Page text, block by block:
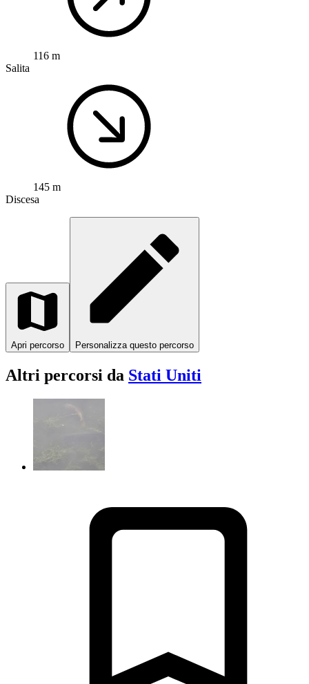
116 m
Salita
145 m
Discesa
Apri percorso Personalizza questo percorso
Altri percorsi da Stati Uniti